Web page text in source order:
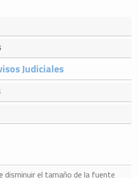
Judiciales
disminuir el tamaño de la fuente